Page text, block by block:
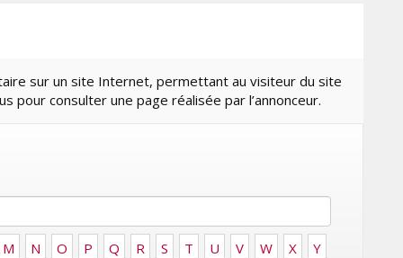
sur un site Internet, permettant au visiteur du site
pour consulter une page réalisée par l’annonceur.
M N O P Q R S T U V W X
Y